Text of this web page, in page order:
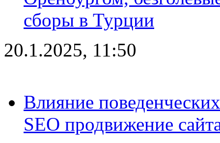
сборы в Турции
20.1.2025, 11:50
Влияние
SEO продвижение